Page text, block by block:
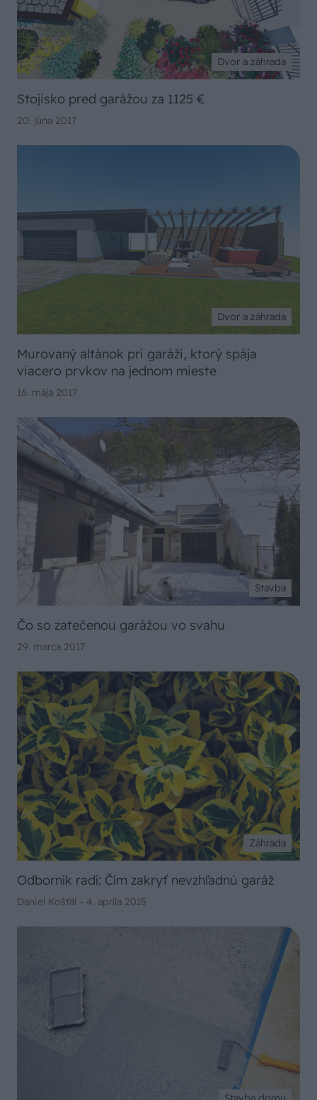
Dvor a záhrada
Stojisko pred garážou za 1125 €
20. júna 2017
Dvor a záhrada
Murovaný altánok pri garáži, ktorý spája
viacero prvkov na jednom mieste
16. mája 2017
Stavba
Čo so zatečenou garážou vo svahu
29. marca 2017
Záhrada
Odborník radí: Čím zakryť nevzhľadnú garáž
Daniel Košťál - 4. apríla 2015